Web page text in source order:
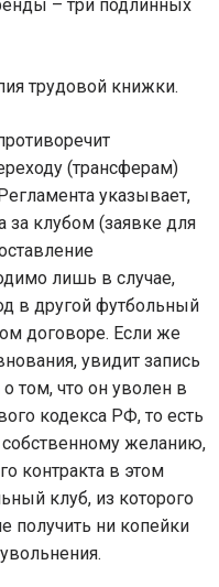
– три подлинных
трудовой книжки.
(трансферам)
указывает,
за клубом (заявке для
лишь в случае,
в другой футбольный
договоре. Если же
увидит запись
том, что он уволен в
кодекса РФ, то есть
желанию,
контракта в этом
клуб, из которого
получить ни копейки